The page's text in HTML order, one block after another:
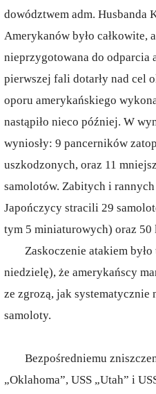
dowództwem adm. Husbanda
Amerykanów było całkowite,
nieprzygotowana do odparcia
pierwszej fali dotarły nad cel
oporu amerykańskiego
nastąpiło nieco później. W
wyniosły: 9 pancerników
uszkodzonych, oraz 11
samolotów. Zabitych i rannych
Japończycy stracili 29
tym 5 miniaturowych) oraz 50
Zaskoczenie atakiem
niedzielę), że amerykańscy
ze zgrozą, jak systematycznie
samoloty.
Bezpośredniemu
„Oklahoma”, USS „Utah” i